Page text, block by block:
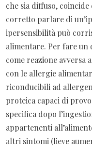
che sia diffuso,
corretto parlare di
ipersensibilità può
alimentare. Per fare un
come reazione avversa
con le allergie
riconducibili ad
proteica capaci di
specifica dopo
appartenenti
altri sintomi (lieve